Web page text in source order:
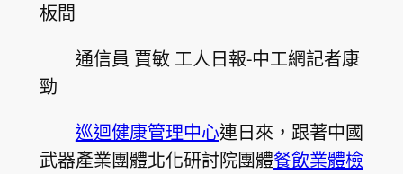
板間
通信員 賈敏 工人日報-中工網記者康
勁
巡迴健康管理中心連日來，跟著中國
武器產業團體北化研討院團體餐飲業體檢